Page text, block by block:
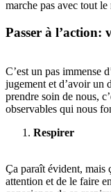
marche pas avec tout
Passer à l’action:
C’est un pas immense
jugement et d’avoir un
prendre soin de nous,
observables qui nous
Respirer
Ça paraît évident, mais
attention et de le faire